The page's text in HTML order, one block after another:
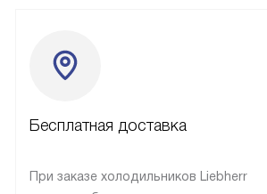
Бесплатная доставка
При заказе холодильников Liebherr